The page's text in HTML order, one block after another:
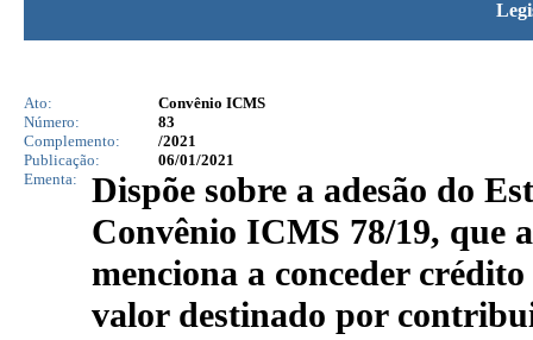
Ato:
Convênio ICMS
Número:
83
Complemento:
/2021
Publicação:
06/01/2021
Ementa:
Dispõe sobre a adesão do
Convênio ICMS 78/19, que
menciona a conceder
valor destinado por